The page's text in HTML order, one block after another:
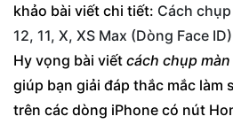
khảo bài viết chi tiết: Cách
12, 11, X, XS Max (Dòng Face
Hy vọng bài viết cách chụp
giúp bạn giải đáp thắc mắc làm
trên các dòng iPhone có nút